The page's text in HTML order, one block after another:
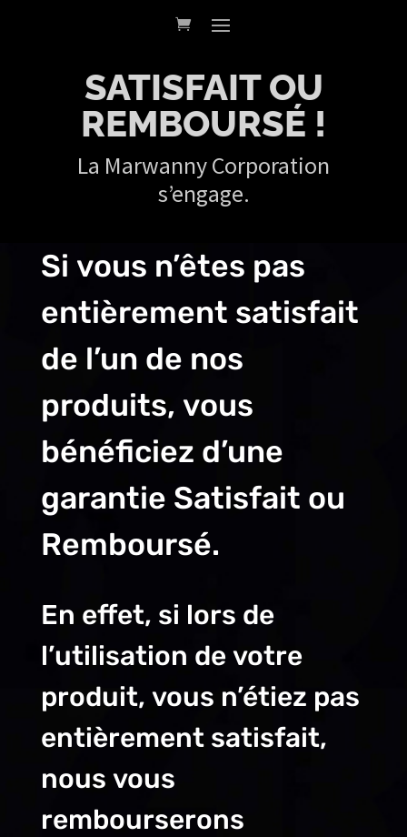
SATISFAIT OU
REMBOURSÉ !
La Marwanny Corporation
s’engage.
Si vous n’êtes pas
entièrement satisfait
de l’un de nos
produits, vous
bénéficiez d’une
garantie Satisfait ou
Remboursé.
En effet, si lors de
l’utilisation de votre
produit, vous n’étiez pas
entièrement satisfait,
nous vous
rembourserons